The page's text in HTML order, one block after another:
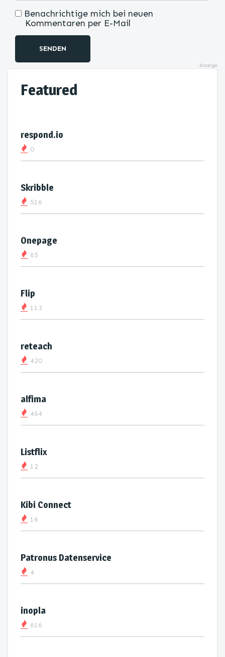
Benachrichtige mich bei neuen
Kommentaren per E-Mail
SENDEN
Anzeige
Featured
respond.io
0
Skribble
516
Onepage
65
Flip
113
reteach
420
alfima
464
Listflix
12
Kibi Connect
16
Patronus Datenservice
4
inopla
616